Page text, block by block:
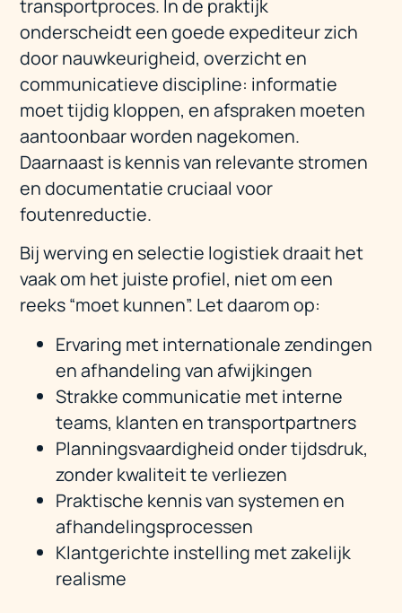
transportproces. In de praktijk
onderscheidt een goede expediteur zich
door nauwkeurigheid, overzicht en
communicatieve discipline: informatie
moet tijdig kloppen, en afspraken moeten
aantoonbaar worden nagekomen.
Daarnaast is kennis van relevante stromen
en documentatie cruciaal voor
foutenreductie.
Bij werving en selectie logistiek draait het
vaak om het juiste profiel, niet om een
reeks “moet kunnen”. Let daarom op:
Ervaring met internationale zendingen
en afhandeling van afwijkingen
Strakke communicatie met interne
teams, klanten en transportpartners
Planningsvaardigheid onder tijdsdruk,
zonder kwaliteit te verliezen
Praktische kennis van systemen en
afhandelingsprocessen
Klantgerichte instelling met zakelijk
realisme